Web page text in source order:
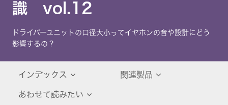
識 vol.12
ドライバーユニットの口径大小ってイヤホンの音や設計にどう
影響するの？
インデックス 関連製品
あわせて読みたい